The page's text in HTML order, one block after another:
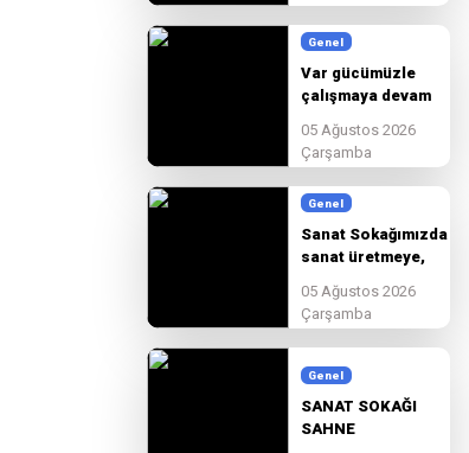
Genel
Var gücümüzle
çalışmaya devam
05 Ağustos 2026
Çarşamba
Genel
Sanat Sokağımızda
sanat üretmeye,
birlikte
güzelleşmeye devam
ediyoruz.
05 Ağustos 2026
Çarşamba
Genel
SANAT SOKAĞI
SAHNE